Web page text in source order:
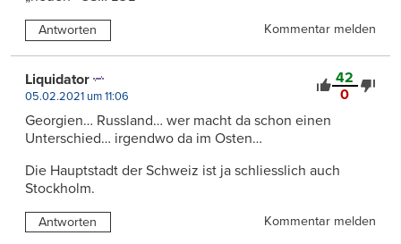
Antworten Kommentar melden
42
0
Liquidator
05.02.2021 um 11:06
Georgien… Russland… wer macht da schon einen
Unterschied… irgendwo da im Osten…
Die Hauptstadt der Schweiz ist ja schliesslich auch
Stockholm.
Antworten Kommentar melden